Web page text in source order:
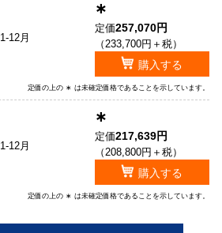
1-12月
∗
定価257,070円
（233,700円＋税）
購入する
定価の上の ∗ は未確定価格であることを示しています。
1-12月
∗
定価217,639円
（208,800円＋税）
購入する
定価の上の ∗ は未確定価格であることを示しています。